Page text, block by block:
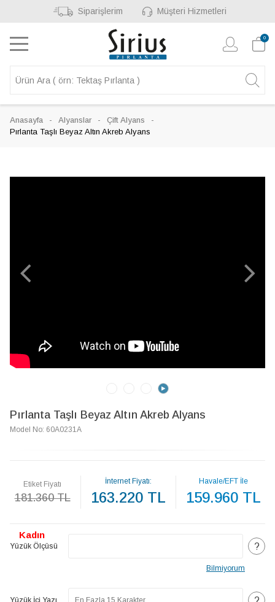
Siparişlerim Müşteri Hizmetleri
0
Anasayfa Alyanslar
Çift Alyans
Pırlanta Taşlı Beyaz Altın Akreb Alyans
Pırlanta Taşlı Beyaz Altın Akreb Alyans
Model No: 60A0231A
Etiket Fiyatı
181.360 TL
İnternet Fiyatı:
163.220 TL
Havale/EFT İle
159.960 TL
Yüzük Ölçüsü
Kadın
?
Bilmiyorum
Yüzük İçi Yazı